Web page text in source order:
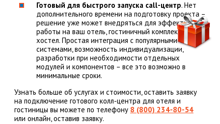
Готовый для быстрого запуска call-центр. Нет
дополнительного времени на подготовку проекта –
решение уже может внедряться для эффективной
работы на ваш отель, гостиничный комплекс,
хостел. Простая интеграция с популярными CRM-
системами, возможность индивидуализации,
разработки при необходимости отдельных
модулей и компонентов – все это возможно в
минимальные сроки.
Узнать больше об услугах и стоимости, оставить заявку
на подключение готового колл-центра для отеля и
гостиницы вы можете по телефону 8 (800) 234-80-54
или онлайн, оставив заявку.